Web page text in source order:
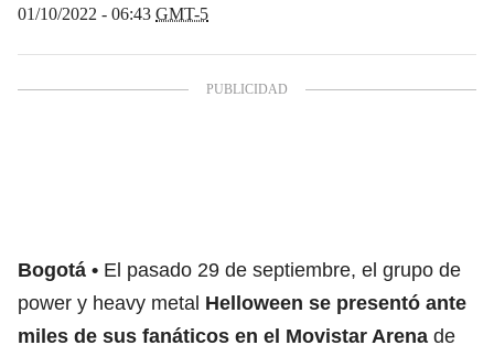
01/10/2022 - 06:43 GMT-5
Bogotá
El pasado 29 de septiembre, el grupo de
power y heavy metal Helloween se presentó ante
miles de sus fanáticos en el Movistar Arena de